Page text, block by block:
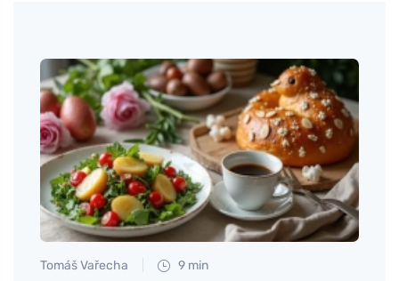
Tomáš Vařecha 9 min